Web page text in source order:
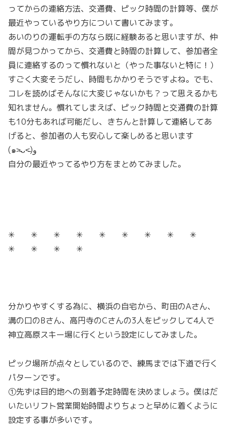
ってからの連絡方法、交通費、ピック時間の計算等、僕が
最近やっているやり方について書いてみます。
あいのりの運転手の方なら既に経験あると思いますが、仲
間が見つかってから、交通費と時間の計算して、参加者全
員に連絡するのって慣れないと（やった事ないと特に！）
すごく大変そうだし、時間もかかりそうですよね。でも、
コレを読めばそんなに大変じゃないかも？って思えるかも
知れません。慣れてしまえば、ピック時間と交通費の計算
も10分もあれば可能だし、きちんと計算して連絡してあ
げると、参加者の人も安心して楽しめると思います
自分の最近やってるやり方をまとめてみました。
✳︎ ✳︎ ✳︎ ✳︎ ✳︎ ✳︎ ✳︎ ✳︎ ✳︎
✳︎ ✳︎ ✳︎ ✳︎
分かりやすくする為に、横浜の自宅から、町田のAさん、
溝の口のBさん、高円寺のCさんの3人をピックして4人で
神立高原スキー場に行くという設定にしてみました。
ピック場所が点々としているので、練馬までは下道で行く
パターンです。
①先ずは目的地への到着予定時間を決めましょう。僕はだ
いたいリフト営業開始時間よりちょっと早めに着くように
設定する事が多いです。